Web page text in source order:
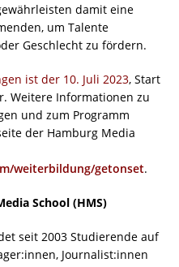
damit eine
um Talente
Geschlecht zu fördern.
ist der 10. Juli 2023, Start
Weitere Informationen zu
und zum Programm
der Hamburg Media
weiterbildung/getonset.
School (HMS)
seit 2003 Studierende auf
Journalist:innen